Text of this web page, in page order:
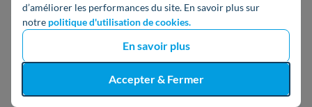
d’améliorer les performances du site. En savoir plus sur
notre politique d'utilisation de cookies.
En savoir plus
Accepter & Fermer
Rédactrice experte rénovation énergétique
Étudiante en Communication Web, Raky a rejoint Hello